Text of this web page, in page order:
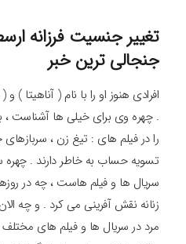
تغییر جنسیت فرزانه
جنجالی ترین خبر
افرادی هنوز او را با نام ( آناهیتا
. چهره وی برای خیلی ها آشناست
را در فیلم های : تیغ زن ،
تسویه حساب به خاطر دارند .
سریال ها و فیلم هاست ، چه در
زنانه نقش آفرینی می کرد . و چه
مرد در سریال ها و فیلم های